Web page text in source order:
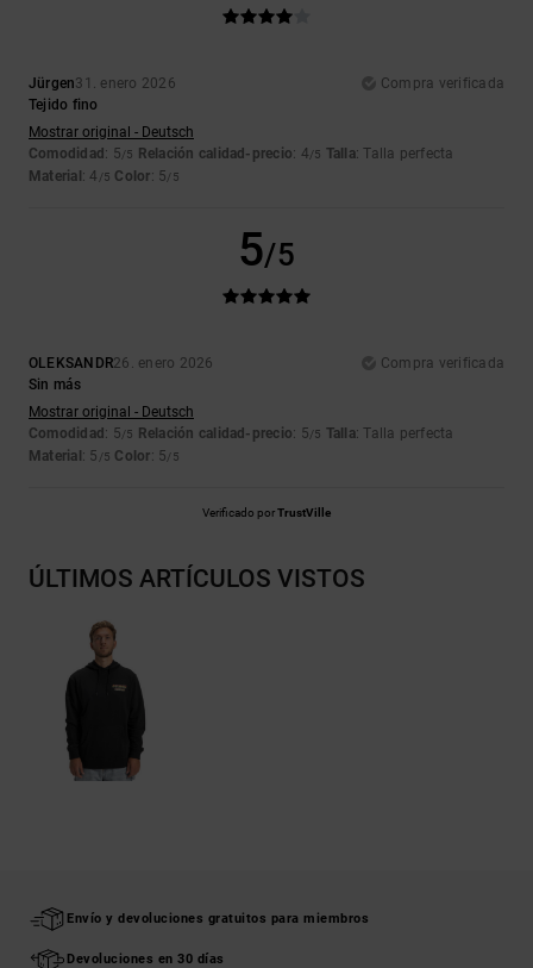
Jürgen31. enero 2026
Compra verificada
Tejido fino
Mostrar original - Deutsch
Comodidad : 5/5 Relación calidad-precio: 4/5 Talla: Talla perfecta
Material : 4 /5 Color: 5/5
5/5
OLEKSANDR26. enero 2026
Compra verificada
Sin más
Mostrar original - Deutsch
Comodidad : 5/5 Relación calidad-precio: 5/5 Talla: Talla perfecta
Material : 5 /5 Color: 5/5
Verificado porTrustVille
ÚLTIMOS ARTÍCULOS VISTOS
Envío y devoluciones gratuitos para miembros
Devoluciones en 30 días